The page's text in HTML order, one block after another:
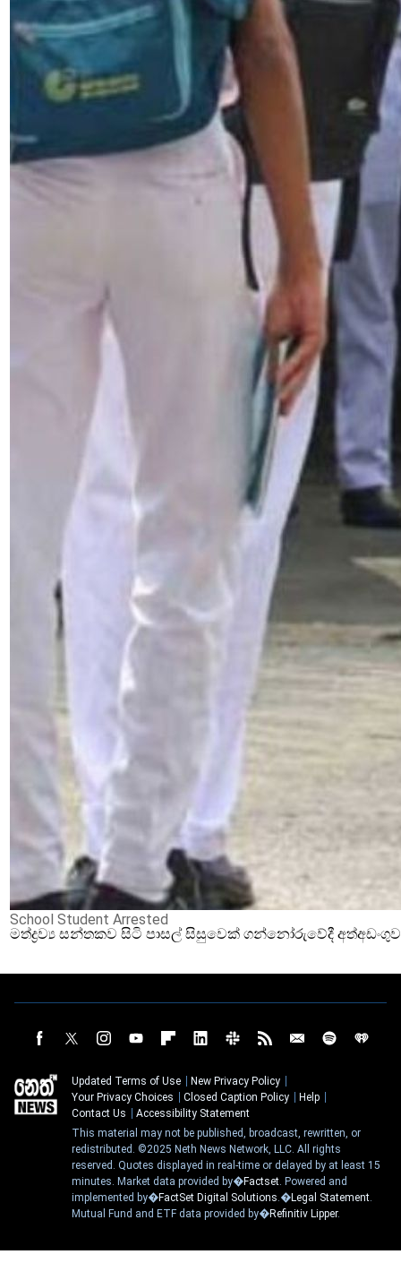
School Student Arrested
මත්ද්‍රව්‍ය සන්තකව සිටි පාසල් සිසුවෙක් ගන්නෝරුවේදී
Updated Terms of Use
New Privacy Policy
Your Privacy Choices
Closed Caption Policy
Help
Contact Us
Accessibility Statement
This material may not be published, broadcast, rewritten, or
redistributed. ©2025 Neth News Network, LLC. All rights
reserved. Quotes displayed in real-time or delayed by at least 15
minutes. Market data provided by�Factset. Powered and
implemented by�FactSet Digital Solutions.�Legal Statement.
Mutual Fund and ETF data provided by�Refinitiv Lipper.